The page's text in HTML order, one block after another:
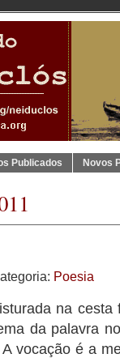
Publicados Novos
Poesia
na
da palavra
vocação é a